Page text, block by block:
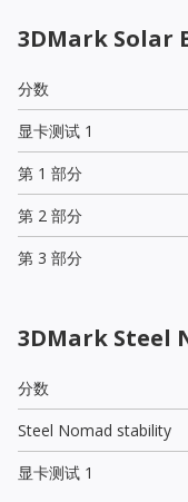
3DMark Solar
分数
显卡测试 1
第 1 部分
第 2 部分
第 3 部分
3DMark Steel
分数
Steel Nomad stability
显卡测试 1